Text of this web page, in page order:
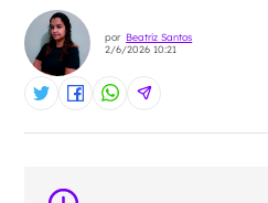
por Beatriz Santos
2/6/2026 10:21